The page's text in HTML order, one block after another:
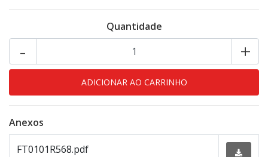
Quantidade
+
-
Anexos
FT0101R568.pdf